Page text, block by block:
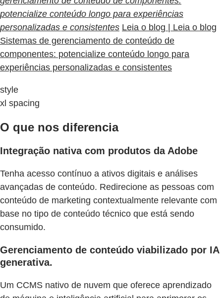
potencialize conteúdo longo para experiências
personalizadas e consistentes Leia o blog | Leia o blog
Sistemas de gerenciamento de conteúdo de
componentes: potencialize conteúdo longo para
experiências personalizadas e consistentes
style
xl spacing
O que nos diferencia
Integração nativa com produtos da Adobe
Tenha acesso contínuo a ativos digitais e análises
avançadas de conteúdo. Redirecione as pessoas com
conteúdo de marketing contextualmente relevante com
base no tipo de conteúdo técnico que está sendo
consumido.
Gerenciamento de conteúdo viabilizado por IA
generativa.
Um CCMS nativo de nuvem que oferece aprendizado